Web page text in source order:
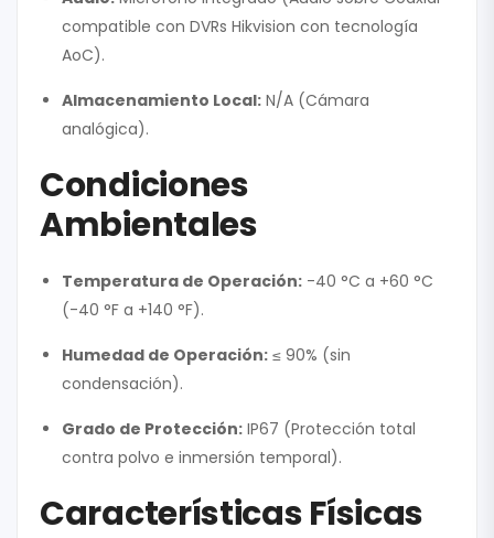
compatible con DVRs Hikvision con tecnología
AoC).
Almacenamiento Local: N/A (Cámara
analógica).
Condiciones
Ambientales
Temperatura de Operación: -40 °C a +60 °C
(-40 °F a +140 °F).
Humedad de Operación: ≤ 90% (sin
condensación).
Grado de Protección: IP67 (Protección total
contra polvo e inmersión temporal).
Características Físicas